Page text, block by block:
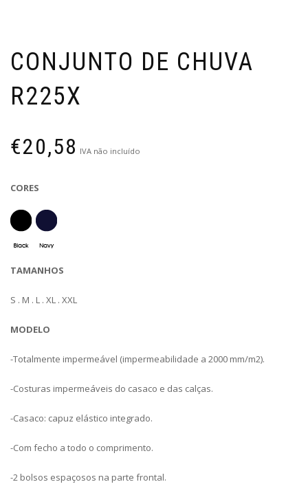
CONJUNTO DE CHUVA
R225X
€20,58 IVA não incluído
CORES
TAMANHOS
S . M . L . XL . XXL
MODELO
-Totalmente impermeável (impermeabilidade a 2000 mm/m2).
-Costuras impermeáveis do casaco e das calças.
-Casaco: capuz elástico integrado.
-Com fecho a todo o comprimento.
-2 bolsos espaçosos na parte frontal.